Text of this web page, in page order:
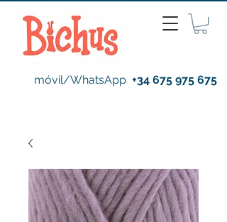
móvil/WhatsApp +34 675 975 675